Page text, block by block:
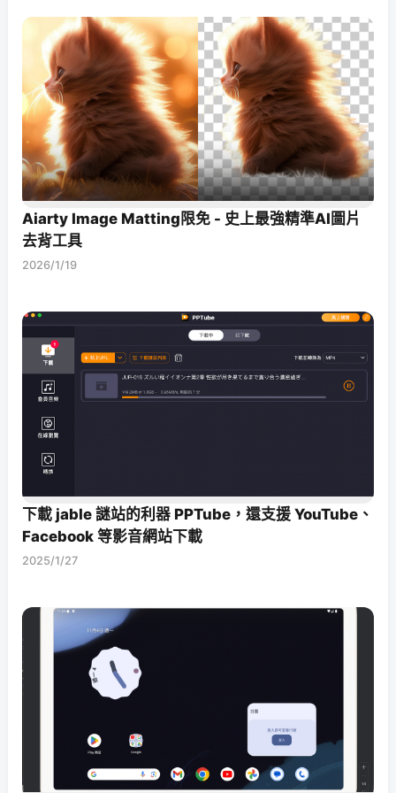
Aiarty Image Matting限免 - 史上最強精準AI圖片
去背工具
2026/1/19
下載 jable 謎站的利器 PPTube，還支援 YouTube、
Facebook 等影音網站下載
2025/1/27